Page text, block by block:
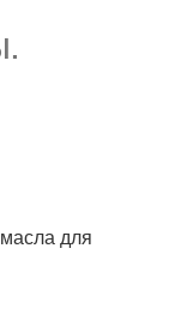
для